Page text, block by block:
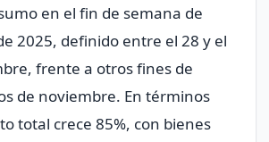
en el fin de semana de
2025, definido entre el 28 y el
frente a otros fines de
de noviembre. En términos
total crece 85%, con bienes